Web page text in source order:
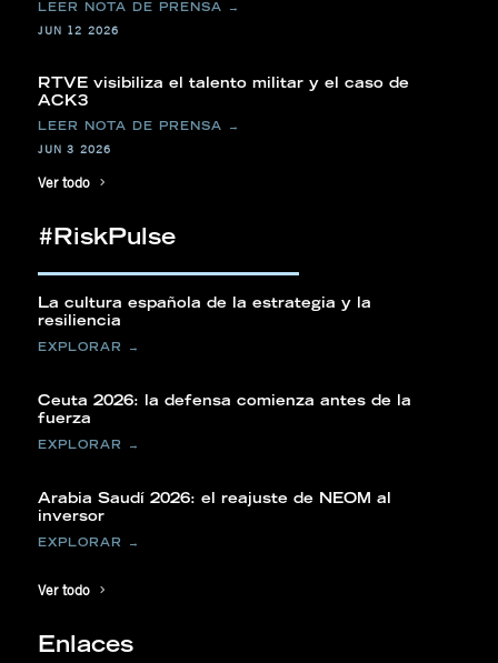
JUN 12 2026
RTVE visibiliza el talento militar y el caso de
ACK3
JUN 3 2026
Ver todo
#RiskPulse
La cultura española de la estrategia y la
resiliencia
Ceuta 2026: la defensa comienza antes de la
fuerza
Arabia Saudí 2026: el reajuste de NEOM al
inversor
Ver todo
Enlaces